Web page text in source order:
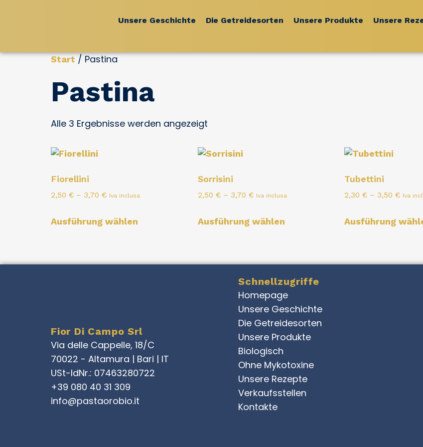
Unsere Geschichte Die Getreidesorten Unsere Produkte Unsere
Start/ Pastina
Pastina
Alle 3 Ergebnisse werden angezeigt
Fiorellini
2,50 € – 3,70 € Iva inclusa
Ausführung wählen
Sorrisini
2,50 € – 3,70 € Iva inclusa
Ausführung wählen
Tubettini
2,30€ –3,50€ Iva
Ausführung
Fior Di Campo Srl
Via delle Cappelle, 18/C
70022 - Altamura | Bari | IT
USt-IdNr.: 07463280722
+39 080 40 31 309
info@pastaorobio.it
Schnellzugriffe
Homepage
Unsere Geschichte
Die Getreidesorten
Unsere Produkte
Biologisch
Ohne Mykotoxine
Unsere Rezepte
Verkaufsstellen
Kontakte